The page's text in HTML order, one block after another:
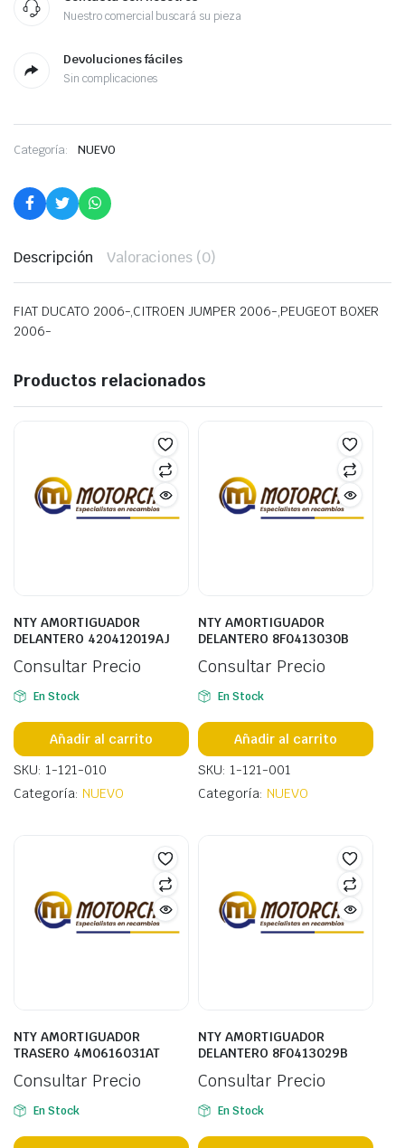
Nuestro comercial buscará su pieza
Devoluciones fáciles
Sin complicaciones
Categoría: NUEVO
Descripción Valoraciones (0)
FIAT DUCATO 2006-,CITROEN JUMPER 2006-,PEUGEOT BOXER
2006-
Productos relacionados
NTY AMORTIGUADOR
DELANTERO 420412019AJ
Consultar Precio
En Stock
Añadir al carrito
SKU: 1-121-010
Categoría: NUEVO
NTY AMORTIGUADOR
DELANTERO 8F0413030B
Consultar Precio
En Stock
Añadir al carrito
SKU: 1-121-001
Categoría: NUEVO
NTY AMORTIGUADOR
TRASERO 4M0616031AT
Consultar Precio
En Stock
NTY AMORTIGUADOR
DELANTERO 8F0413029B
Consultar Precio
En Stock